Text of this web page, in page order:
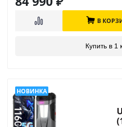
В
Купить в 1